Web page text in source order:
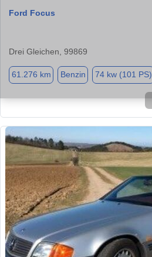
Ford Focus
Drei Gleichen, 99869
61.276 km Benzin 74 kw (101 PS)